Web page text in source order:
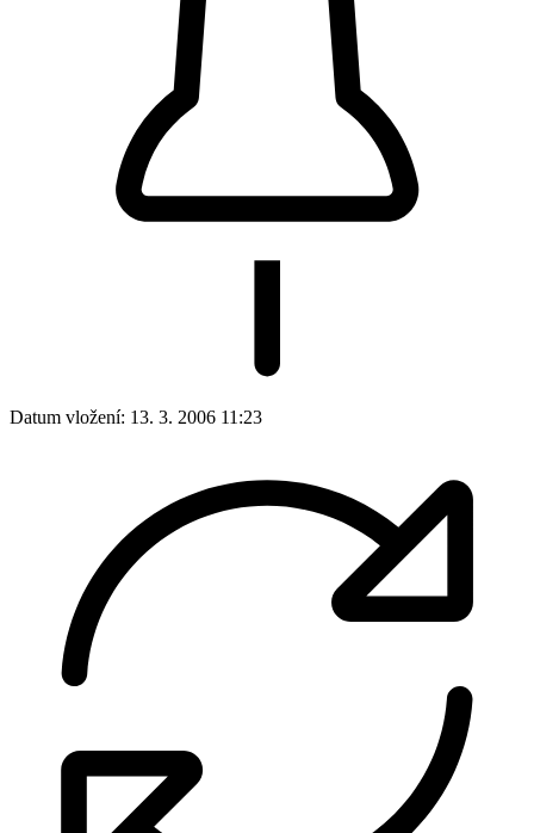
Datum vložení: 13. 3. 2006 11:23